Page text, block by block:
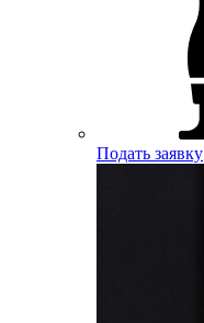
Подать заявку